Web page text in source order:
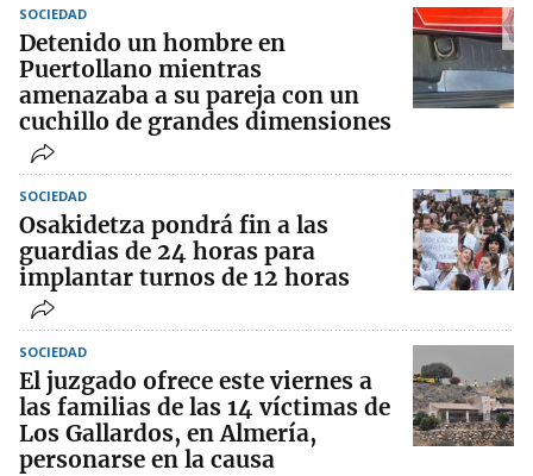
SOCIEDAD
Detenido un hombre en
Puertollano mientras
amenazaba a su pareja con un
cuchillo de grandes dimensiones
SOCIEDAD
Osakidetza pondrá fin a las
guardias de 24 horas para
implantar turnos de 12 horas
SOCIEDAD
El juzgado ofrece este viernes a
las familias de las 14 víctimas de
Los Gallardos, en Almería,
personarse en la causa